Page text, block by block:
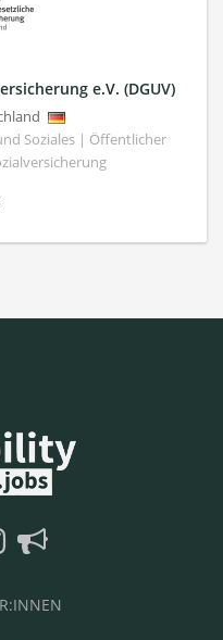
e.V. (DGUV)
Soziales | Öffentlicher